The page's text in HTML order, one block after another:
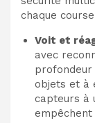
chaque
Voit et
avec
profondeur
objets et à
capteurs à